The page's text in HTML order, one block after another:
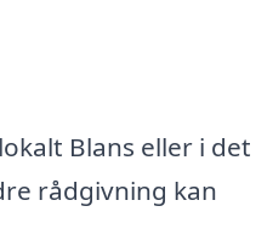
Blans eller i det
rådgivning kan